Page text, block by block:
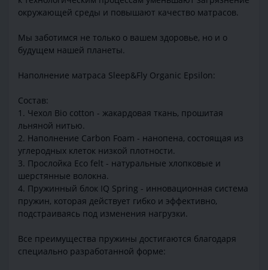
окружающей среды и повышают качество матрасов.
Мы заботимся не только о вашем здоровье, но и о
будущем нашей планеты.
Наполнение матраса Sleep&Fly Organic Epsilon:
Состав:
1. Чехол Bio cotton - жакардовая ткань, прошитая
льняной нитью.
2. Наполнение Carbon Foam - нанопена, состоящая из
углеродных клеток низкой плотности.
3. Прослойка Eco felt - натуральные хлопковые и
шерстянные волокна.
4. Пружинный блок IQ Spring - инновационная система
пружин, которая действует гибко и эффективно,
подстраиваясь под изменения нагрузки.
Все преимущества пружины достигаются благодаря
специально разработанной форме: